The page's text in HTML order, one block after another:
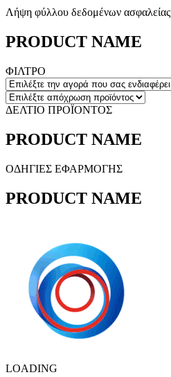
Λήψη φύλλου δεδομένων ασφαλείας
PRODUCT NAME
ΦΙΛΤΡΟ
ΔΕΛΤΙΟ ΠΡΟΪΟΝΤΟΣ
PRODUCT NAME
ΟΔΗΓΙΕΣ ΕΦΑΡΜΟΓΗΣ
PRODUCT NAME
LOADING